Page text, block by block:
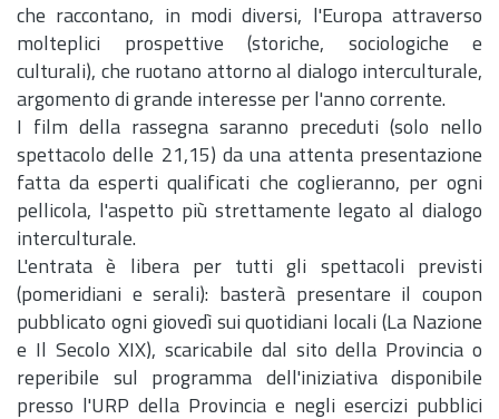
che raccontano, in modi diversi, l'Europa attraverso
molteplici prospettive (storiche, sociologiche e
culturali), che ruotano attorno al dialogo interculturale,
argomento di grande interesse per l'anno corrente.
I film della rassegna saranno preceduti (solo nello
spettacolo delle 21,15) da una attenta presentazione
fatta da esperti qualificati che coglieranno, per ogni
pellicola, l'aspetto più strettamente legato al dialogo
interculturale.
L'entrata è libera per tutti gli spettacoli previsti
(pomeridiani e serali): basterà presentare il coupon
pubblicato ogni giovedì sui quotidiani locali (La Nazione
e Il Secolo XIX), scaricabile dal sito della Provincia o
reperibile sul programma dell'iniziativa disponibile
presso l'URP della Provincia e negli esercizi pubblici